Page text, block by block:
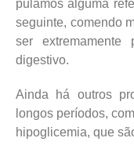
pulamos alguma
seguinte, comendo
ser
digestivo.
Ainda há outros
longos períodos,
hipoglicemia, que